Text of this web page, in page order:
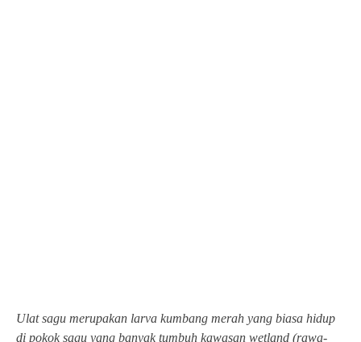
Ulat sagu merupakan larva kumbang merah yang biasa hidup
di pokok sagu yang banyak tumbuh kawasan wetland (rawa-